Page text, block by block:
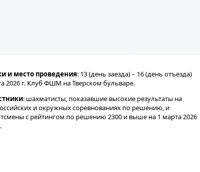
и место проведения: 13 (день заезда) – 16 (день отъезда)
2026 г. Клуб ФШМ на Тверском бульваре.
: шахматисты, показавшие высокие результаты на
и окружных соревнованиях по решению, и
с рейтингом по решению 2300 и выше на 1 марта 2026